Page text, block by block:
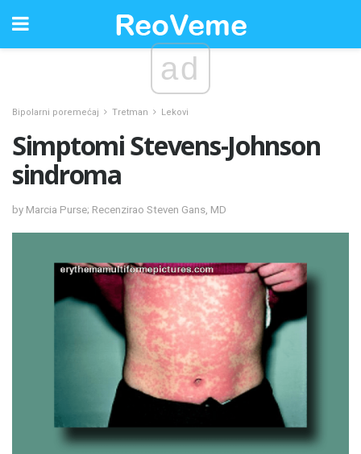
ad
Bipolarni poremećaj Tretman Lekovi
Simptomi Stevens-Johnson
sindroma
by Marcia Purse; Recenzirao Steven Gans, MD